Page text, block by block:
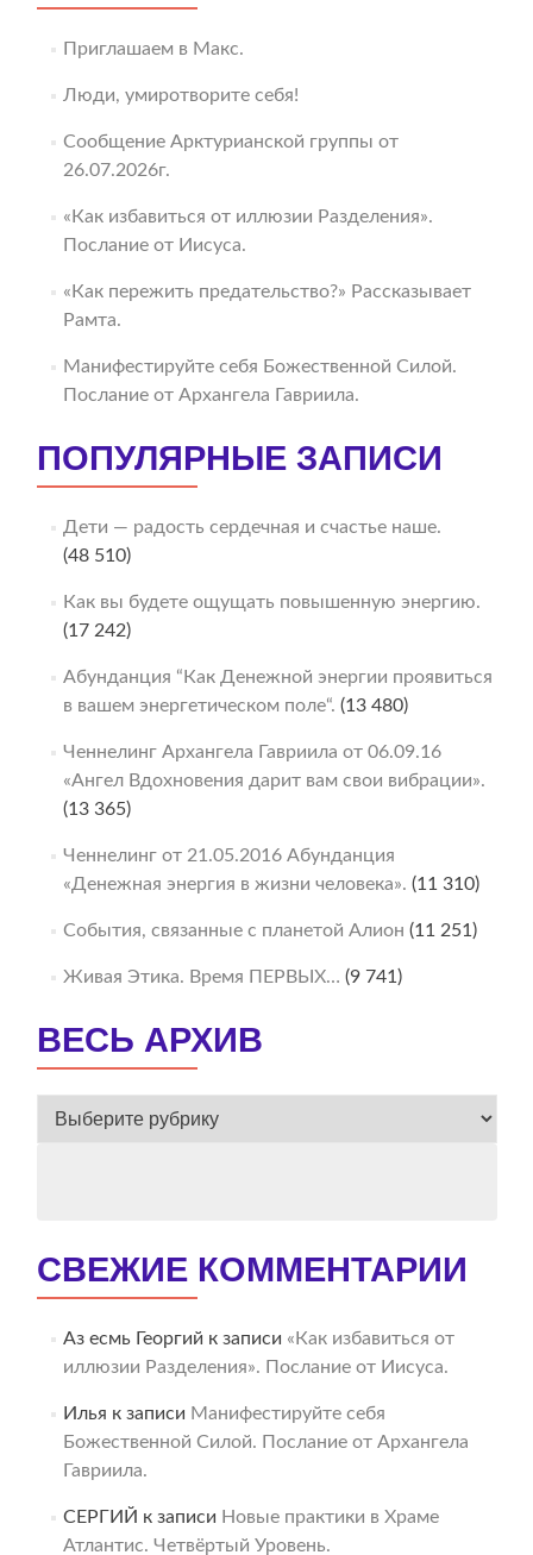
Приглашаем в Макс.
Люди, умиротворите себя!
Сообщение Арктурианской группы от
26.07.2026г.
«Как избавиться от иллюзии Разделения».
Послание от Иисуса.
«Как пережить предательство?» Рассказывает
Рамта.
Манифестируйте себя Божественной Силой.
Послание от Архангела Гавриила.
ПОПУЛЯРНЫЕ ЗАПИСИ
Дети — радость сердечная и счастье наше.
(48 510)
Как вы будете ощущать повышенную энергию.
(17 242)
Абунданция “Как Денежной энергии проявиться
в вашем энергетическом поле“. (13 480)
Ченнелинг Архангела Гавриила от 06.09.16
«Ангел Вдохновения дарит вам свои вибрации».
(13 365)
Ченнелинг от 21.05.2016 Абунданция
«Денежная энергия в жизни человека». (11 310)
События, связанные с планетой Алион (11 251)
Живая Этика. Время ПЕРВЫХ… (9 741)
ВЕСЬ АРХИВ
ВЕСЬ
СВЕЖИЕ КОММЕНТАРИИ
Аз есмь Георгий к записи «Как избавиться от
иллюзии Разделения». Послание от Иисуса.
Илья к записи Манифестируйте себя
Божественной Силой. Послание от Архангела
Гавриила.
СЕРГИЙ к записи Новые практики в Храме
Атлантис. Четвёртый Уровень.